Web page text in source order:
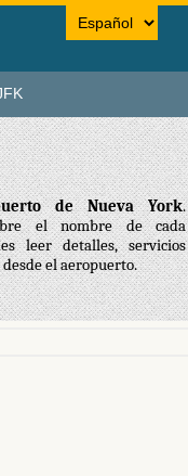
de Nueva York.
el nombre de cada
leer detalles, servicios
el aeropuerto.